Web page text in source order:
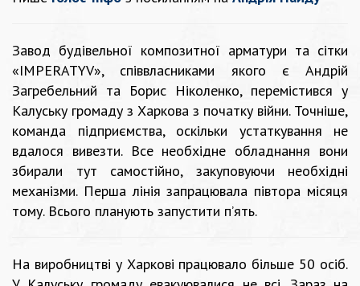
Завод будівельної композитної арматури та сітки
«IMPERATYV», співвласниками якого є Андрій
Загребельний та Борис Ніколенко, перемістився у
Калуську громаду з Харкова з початку війни. Точніше,
команда підприємства, оскільки устаткування не
вдалося вивезти. Все необхідне обладнання вони
збирали тут самостійно, закуповуючи необхідні
механізми. Перша лінія запрацювала півтора місяця
тому. Всього планують запустити п’ять.
На виробництві у Харкові працювало більше 50 осіб.